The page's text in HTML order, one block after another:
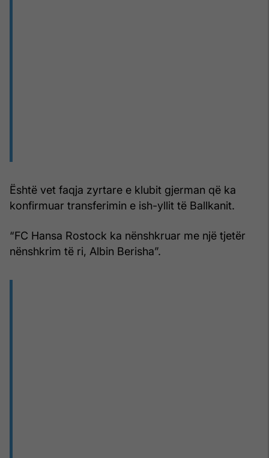
Është vet faqja zyrtare e klubit gjerman që ka
konfirmuar transferimin e ish-yllit të Ballkanit.
“FC Hansa Rostock ka nënshkruar me një tjetër
nënshkrim të ri, Albin Berisha”.